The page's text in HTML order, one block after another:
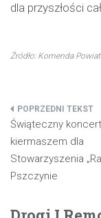
dla przyszłości
Źródło: Komenda
Nawigacja
wpisu
Świąteczny
kiermaszem dla
Stowarzyszenia
Pszczynie